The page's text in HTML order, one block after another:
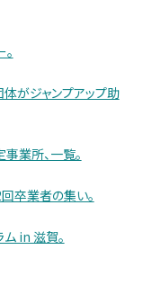
がジャンプアップ助
業所、一覧。
卒業者の集い。
in 滋賀。